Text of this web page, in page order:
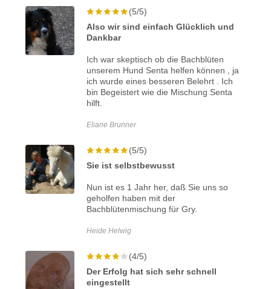
(5/5)
Also wir sind einfach Glücklich und
Dankbar
Ich war skeptisch ob die Bachblüten
unserem Hund Senta helfen können , ja
ich wurde eines besseren Belehrt . Ich
bin Begeistert wie die Mischung Senta
hilft.
Eliane Brunner
(5/5)
Sie ist selbstbewusst
Nun ist es 1 Jahr her, daß Sie uns so
geholfen haben mit der
Bachblütenmischung für Gry.
Heide Helwig
(4/5)
Der Erfolg hat sich sehr schnell
eingestellt